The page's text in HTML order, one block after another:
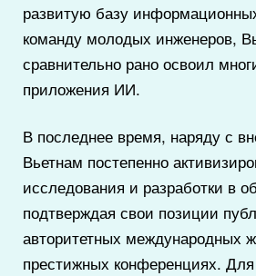
развитую базу
команду молодых инженеров,
сравнительно рано освоил
приложения ИИ.
В последнее время, наряду с
Вьетнам постепенно
исследования и разработки в
подтверждая свои позиции
авторитетных международных
престижных конференциях.